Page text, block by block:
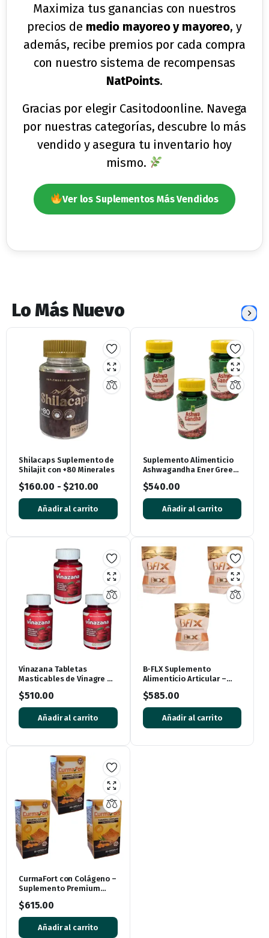
Maximiza tus ganancias con nuestros
precios de medio mayoreo y mayoreo, y
además, recibe premios por cada compra
con nuestro sistema de recompensas
NatPoints.
Gracias por elegir Casitodoonline. Navega
por nuestras categorías, descubre lo más
vendido y asegura tu inventario hoy
mismo.
Ver los Suplementos Más Vendidos
Lo Más Nuevo
Shilacaps Suplemento de
Shilajit con +80 Minerales
$160.00 -$210.00
Añadir al carrito
Suplemento Alimenticio
Ashwagandha Ener Green
$540.00
Añadir al carrito
Vinazana Tabletas
Masticables de Vinagre de
Superalimentos
$510.00
Añadir al carrito
B-FLX Suplemento
Alimenticio Articular –
$585.00
Añadir al carrito
CurmaFort con Colágeno –
Suplemento Premium
Cápsulas)
$615.00
Añadir al carrito